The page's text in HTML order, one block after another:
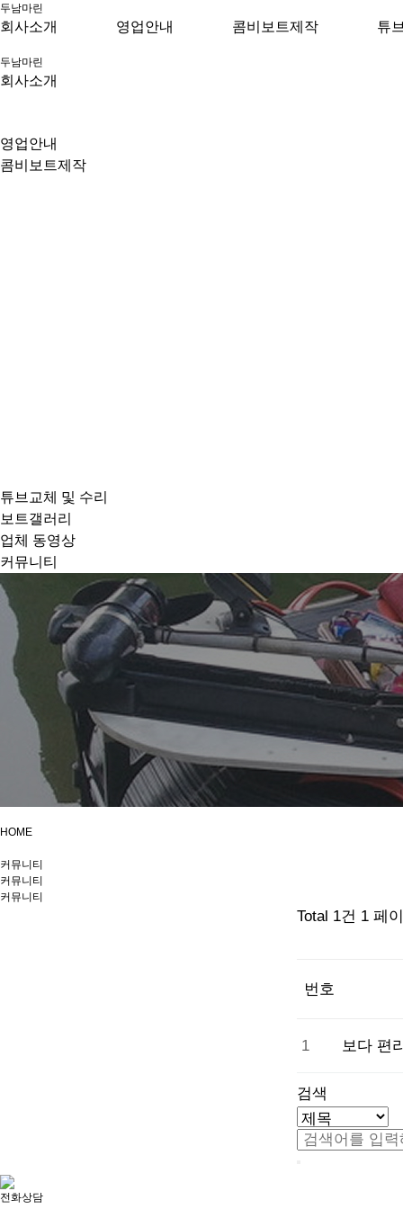
두남마린
회사소개 영업안내 콤비보트제작 튜
두남마린
회사소개
영업안내
콤비보트제작
튜브교체 및 수리
보트갤러리
업체 동영상
커뮤니티
HOME
커뮤니티
커뮤니티
커뮤니티
Total 1건 1 페
번호
1 보다 편
검색
전화상담